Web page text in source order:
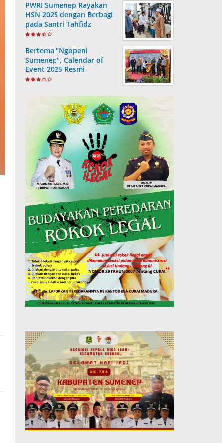
PWRI Sumenep Rayakan
HSN 2025 dengan Berbagi
pada Santri Tahfidz
Bertema "Ngopeni
Sumenep", Calendar of
Event 2025 Resmi
Diluncurkan